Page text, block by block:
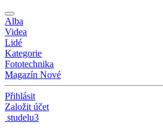
Alba
Videa
Lidé
Kategorie
Fototechnika
Magazín Nové
Přihlásit
Založit účet
studelu3